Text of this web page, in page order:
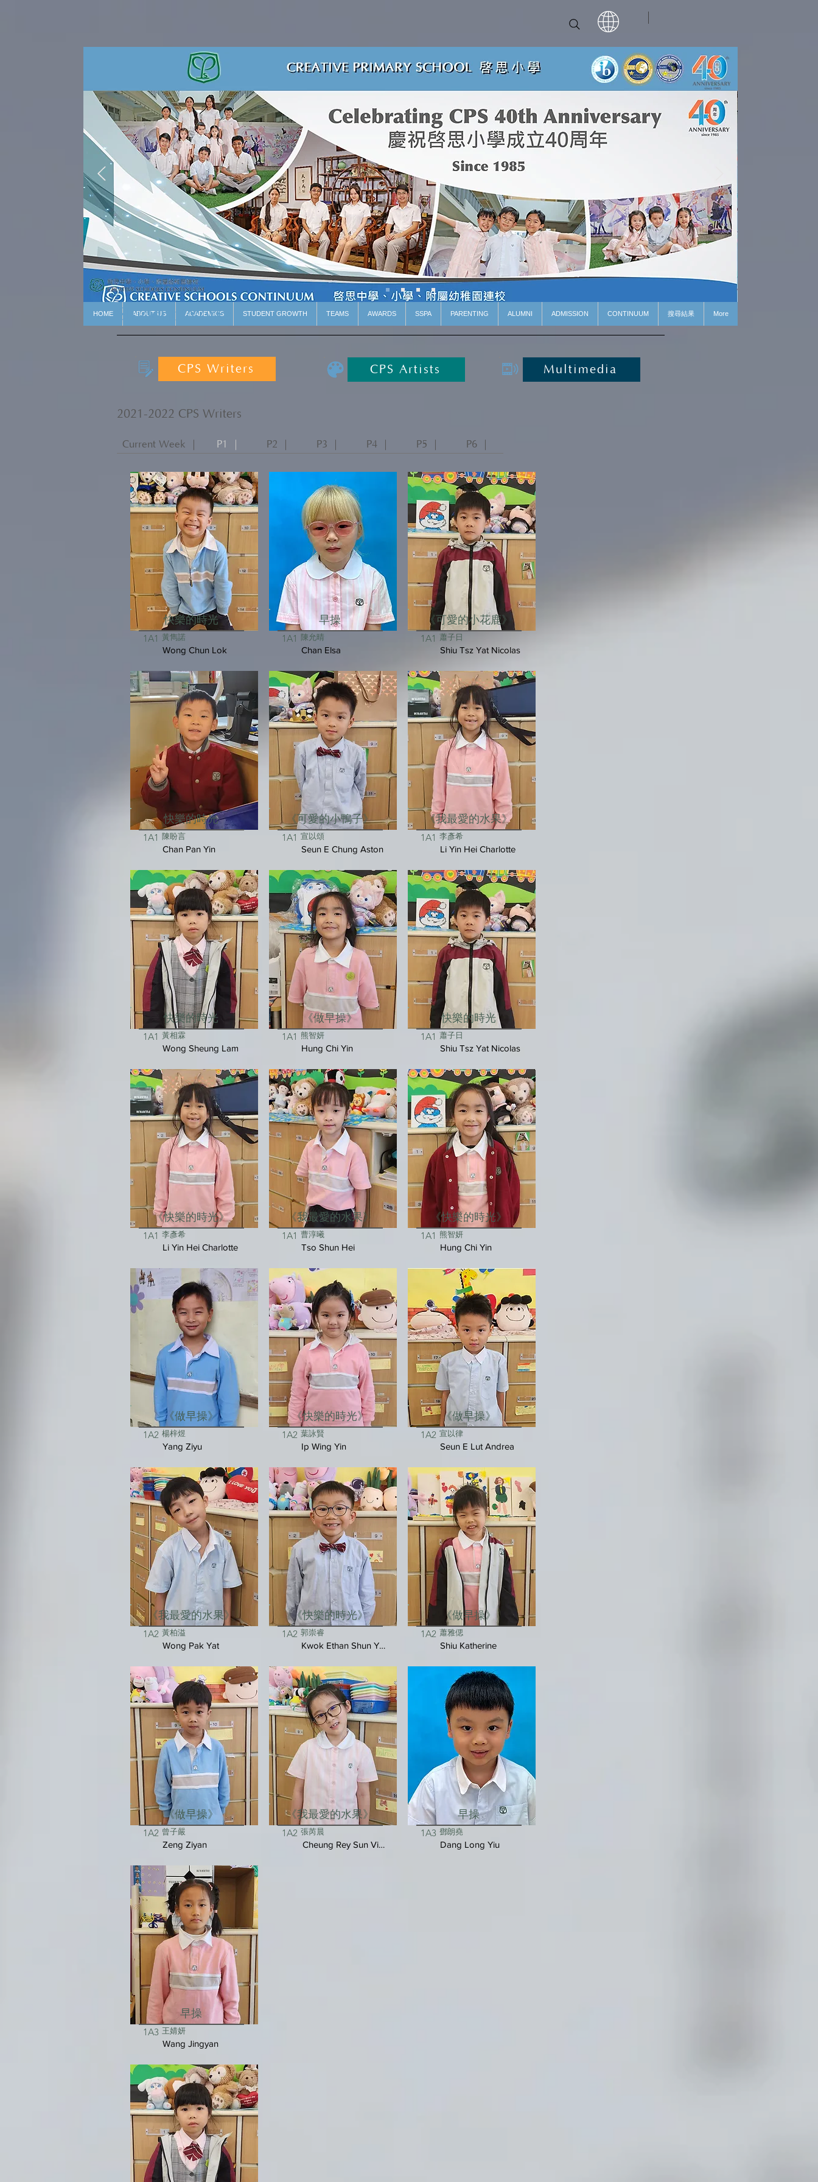
HOME ABOUT US ACADEMICS STUDENT GROWTH TEAMS AWARDS SSPA PARENTING ALUMNI ADMISSION CONTINUUM 搜尋結果 More
Student Works
CPS Writers CPS Artists Multimedia
2021-2022 CPS Writers
Current Week ｜ P1 ｜ P2 ｜ P3 ｜ P4 ｜ P5 ｜ P6 ｜
1A1
Wong Chun Lok
黃雋諾
快樂的時光
1A1
Chan Pan Yin
陳盼言
快樂的時光
1A1
Wong Sheung Lam
黃相霖
快樂的時光
1A1
Li Yin Hei Charlotte
李彥希
《快樂的時光》
1A2
Yang Ziyu
楊梓煜
《做早操》
1A2
Wong Pak Yat
黃柏溢
《我最愛的水果》
1A2
Zeng Ziyan
曾子嚴
《做早操》
1A3
Wang Jingyan
王婧妍
早操
1A1
Chan Elsa
陳允晴
早操
1A1
Seun E Chung Aston
宣以頌
《可愛的小鴨子》
1A1
Hung Chi Yin
熊智妍
《做早操》
1A1
Tso Shun Hei
曹淳曦
《我最愛的水果》
1A2
Ip Wing Yin
葉詠賢
《快樂的時光》
1A2
Kwok Ethan Shun Yui
郭崇睿
《快樂的時光》
1A2
Cheung Rey Sun Vivienne
張芮晨
《我最愛的水果》
1A1
Shiu Tsz Yat Nicolas
蕭子日
《可愛的小花鹿》
1A1
Li Yin Hei Charlotte
李彥希
《我最愛的水果》
1A1
Shiu Tsz Yat Nicolas
蕭子日
快樂的時光
1A1
Hung Chi Yin
熊智妍
《快樂的時光》
1A2
Seun E Lut Andrea
宣以律
《做早操》
1A2
Shiu Katherine
蕭雅偲
《做早操》
1A3
Dang Long Yiu
鄧朗堯
早操